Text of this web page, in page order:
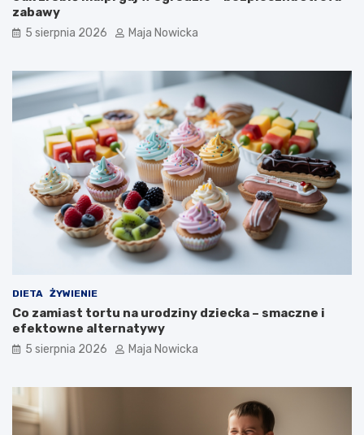
zabawy
5 sierpnia 2026 Maja Nowicka
DIETA ŻYWIENIE
Co zamiast tortu na urodziny dziecka – smaczne i
efektowne alternatywy
5 sierpnia 2026 Maja Nowicka